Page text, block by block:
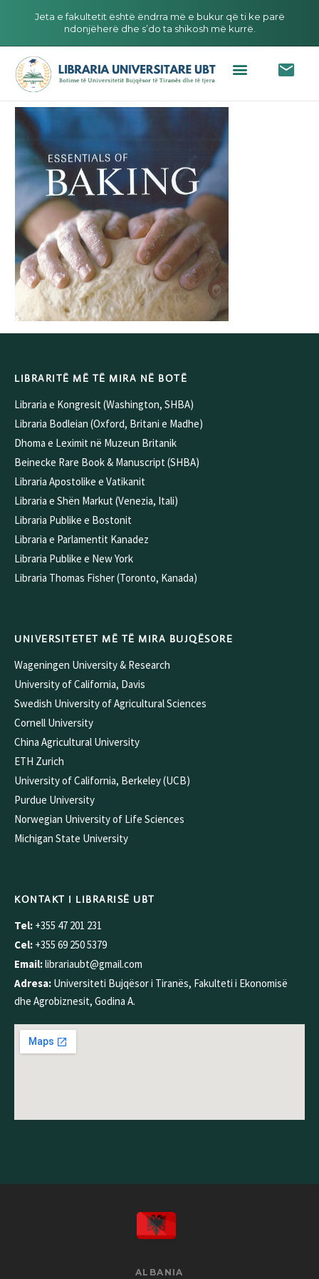
Jeta e fakultetit është ëndrra më e bukur që ti ke parë
ndonjëherë dhe s’do ta shikosh më kurrë.
LIBRARITË MË TË MIRA NË BOTË
Libraria e Kongresit (Washington, SHBA)
Libraria Bodleian (Oxford, Britani e Madhe)
Dhoma e Leximit në Muzeun Britanik
Beinecke Rare Book & Manuscript (SHBA)
Libraria Apostolike e Vatikanit
Libraria e Shën Markut (Venezia, Itali)
Libraria Publike e Bostonit
Libraria e Parlamentit Kanadez
Libraria Publike e New York
Libraria Thomas Fisher (Toronto, Kanada)
UNIVERSITETET MË TË MIRA BUJQËSORE
Wageningen University & Research
University of California, Davis
Swedish University of Agricultural Sciences
Cornell University
China Agricultural University
ETH Zurich
University of California, Berkeley (UCB)
Purdue University
Norwegian University of Life Sciences
Michigan State University
KONTAKT I LIBRARISË UBT
Tel: +355 47 201 231
Cel: +355 69 250 5379
Email:librariaubt@gmail.com
Adresa: Universiteti Bujqësor i Tiranës, Fakulteti i Ekonomisë
dhe Agrobiznesit, Godina A.
ALBANIA